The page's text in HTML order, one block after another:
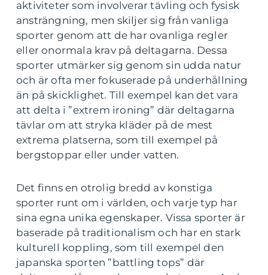
aktiviteter som involverar tävling och fysisk
ansträngning, men skiljer sig från vanliga
sporter genom att de har ovanliga regler
eller onormala krav på deltagarna. Dessa
sporter utmärker sig genom sin udda natur
och är ofta mer fokuserade på underhållning
än på skicklighet. Till exempel kan det vara
att delta i ”extrem ironing” där deltagarna
tävlar om att stryka kläder på de mest
extrema platserna, som till exempel på
bergstoppar eller under vatten.
Det finns en otrolig bredd av konstiga
sporter runt om i världen, och varje typ har
sina egna unika egenskaper. Vissa sporter är
baserade på traditionalism och har en stark
kulturell koppling, som till exempel den
japanska sporten ”battling tops” där